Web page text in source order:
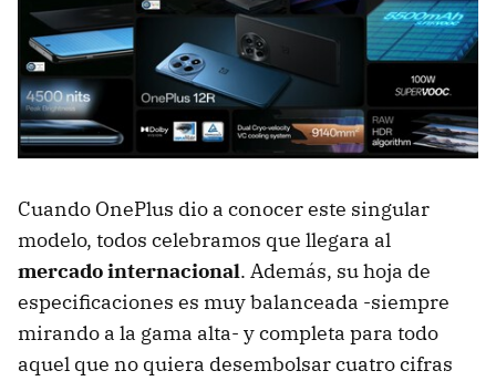
Cuando OnePlus dio a conocer este singular
modelo, todos celebramos que llegara al
mercado internacional. Además, su hoja de
especificaciones es muy balanceada -siempre
mirando a la gama alta- y completa para todo
aquel que no quiera desembolsar cuatro cifras